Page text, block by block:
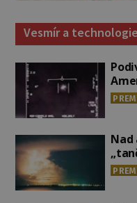
Vesmír a technologie
Nad